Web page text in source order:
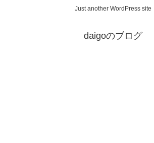
Just another WordPress site
daigoのブログ